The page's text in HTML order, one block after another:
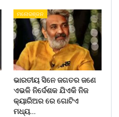
ମନୋରଞ୍ଜନ
ଭାରତୀୟ ସିନେ ଜଗତର ଜଣେ
ଏଭଳି ନିର୍ଦେଶକ ଯିଏକି ନିଜ
କ୍ୟାରିଅର ରେ ଗୋଟିଏ
ମଧ୍ୟ…